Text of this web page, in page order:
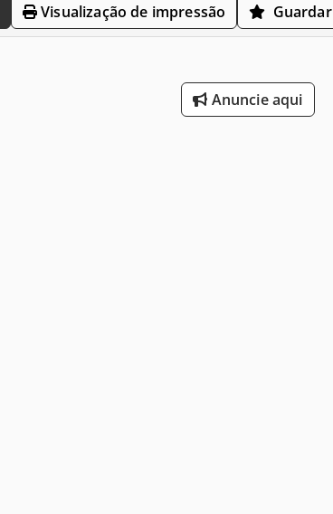
Visualização de impressão Guardar
Anuncie aqui